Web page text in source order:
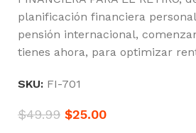
planificación financiera
pensión internacional,
tienes ahora, para optimizar
SKU: FI-701
$49.99 $25.00